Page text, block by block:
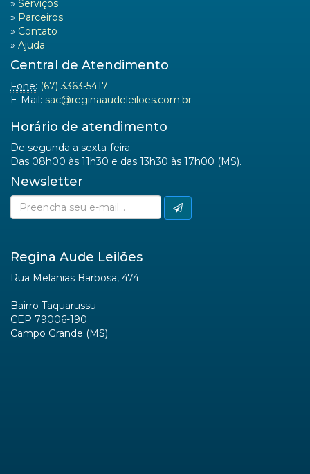
» Serviços
» Parceiros
» Contato
» Ajuda
Central de Atendimento
Fone: (67) 3363-5417
E-Mail: sac@reginaaudeleiloes.com.br
Horário de atendimento
De segunda a sexta-feira.
Das 08h00 às 11h30 e das 13h30 às 17h00 (MS).
Newsletter
Regina Aude Leilões
Rua Melanias Barbosa, 474
Bairro Taquarussu
CEP 79006-190
Campo Grande (MS)